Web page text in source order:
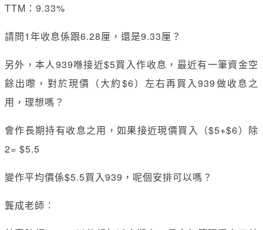
TTM：9.33%
請問1年收息係跟6.28厘，還是9.33厘？
另外，本人939喺接近$5買入作收息，最近有一筆資金空
餘出嚟，對於現價（大約$6）左右再買入939做收息之
用，理想嗎？
會作長期持有收息之用，如果接近現價買入（$5+$6）除
2= $5.5
變作平均價係$5.5買入939，呢個安排可以嗎？
龔成老師︰